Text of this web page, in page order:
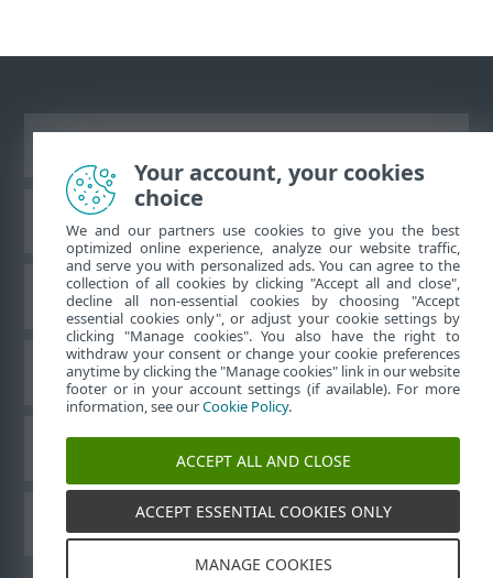
База знания на ESET
Форум на ESET
Регионална поддръжка
Други продукти на ESET
Your account, your cookies
choice
We and our partners use cookies to give you the best
optimized online experience, analyze our website traffic,
and serve you with personalized ads. You can agree to the
collection of all cookies by clicking "Accept all and close",
decline all non-essential cookies by choosing "Accept
essential cookies only", or adjust your cookie settings by
clicking "Manage cookies". You also have the right to
withdraw your consent or change your cookie preferences
anytime by clicking the "Manage cookies" link in our website
footer or in your account settings (if available). For more
information, see ourCookie Policy.
ACCEPT ALL AND CLOSE
ACCEPT ESSENTIAL COOKIES ONLY
MANAGE COOKIES